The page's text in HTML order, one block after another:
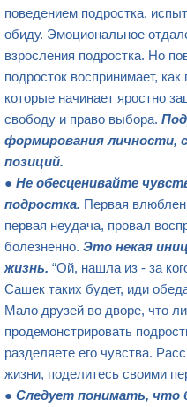
поведением подростка,
обиду. Эмоциональное
взросления подростка. Но
подросток воспринимает,
которые начинает яростно
свободу и право выбора.
формирования личности,
позиций.
● Не обесценивайте
подростка. Первая
первая неудача, провал
болезненно. Это некая
жизнь. “Ой, нашла из - за
Сашек таких будет, иди
Мало друзей во дворе, что
продемонстрировать
разделяете его чувства.
жизни, поделитесь своими
● Следует понимать, что